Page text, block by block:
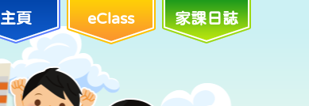
主頁 eClass 家課日誌